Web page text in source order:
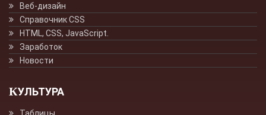
Веб-дизайн
Справочник CSS
HTML, CSS, JavaScript.
Заработок
Новости
КУЛЬТУРА